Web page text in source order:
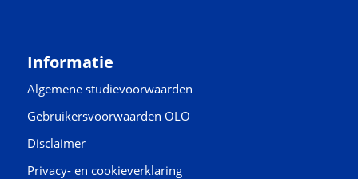
Informatie
Algemene studievoorwaarden
Gebruikersvoorwaarden OLO
Disclaimer
Privacy- en cookieverklaring